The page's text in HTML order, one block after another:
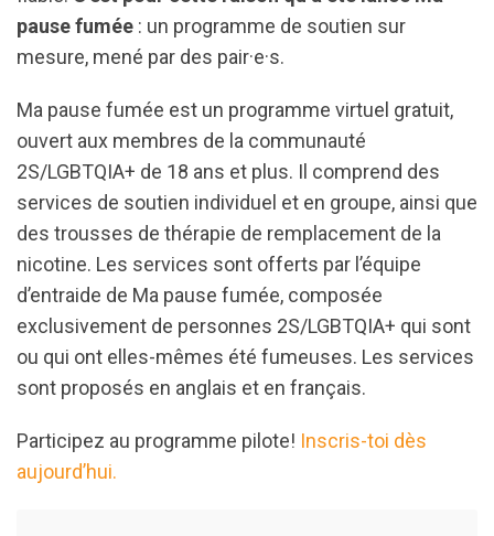
pause fumée : un programme de soutien sur
mesure, mené par des pair·e·s.
Ma pause fumée est un programme virtuel gratuit,
ouvert aux membres de la communauté
2S/LGBTQIA+ de 18 ans et plus. Il comprend des
services de soutien individuel et en groupe, ainsi que
des trousses de thérapie de remplacement de la
nicotine. Les services sont offerts par l’équipe
d’entraide de Ma pause fumée, composée
exclusivement de personnes 2S/LGBTQIA+ qui sont
ou qui ont elles-mêmes été fumeuses. Les services
sont proposés en anglais et en français.
Participez au programme pilote! Inscris-toi dès
aujourd’hui.